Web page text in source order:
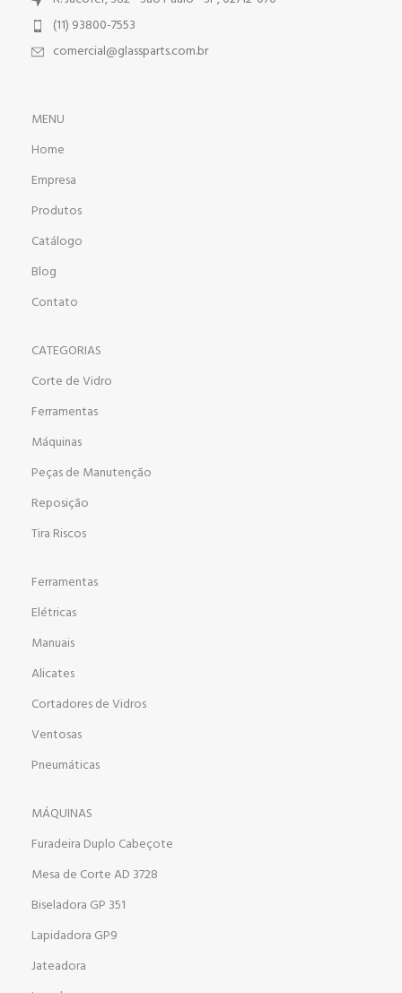
(11) 93800-7553
comercial@glassparts.com.br
MENU
Home
Empresa
Produtos
Catálogo
Blog
Contato
CATEGORIAS
Corte de Vidro
Ferramentas
Máquinas
Peças de Manutenção
Reposição
Tira Riscos
Ferramentas
Elétricas
Manuais
Alicates
Cortadores de Vidros
Ventosas
Pneumáticas
MÁQUINAS
Furadeira Duplo Cabeçote
Mesa de Corte AD 3728
Biseladora GP 351
Lapidadora GP9
Jateadora